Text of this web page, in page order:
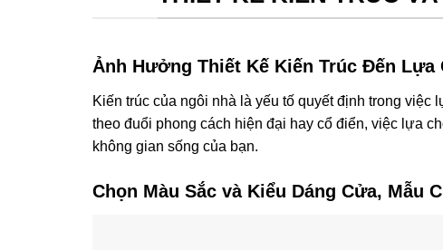
Ảnh Hưởng Thiết Kế Kiến Trúc Đến Lựa
Kiến trúc của ngôi nhà là yếu tố quyết định trong việc
theo đuổi phong cách hiện đại hay cổ điển, việc lựa
không gian sống của bạn.
Chọn Màu Sắc và Kiểu Dáng Cửa, Mẫu